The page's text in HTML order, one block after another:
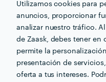
Utilizamos cookies para
anuncios, proporcionar
analizar nuestro tráfico.
de Zaask, debes tener en
permite la
presentación de
oferta a tus intereses.
1 valoración
4
3